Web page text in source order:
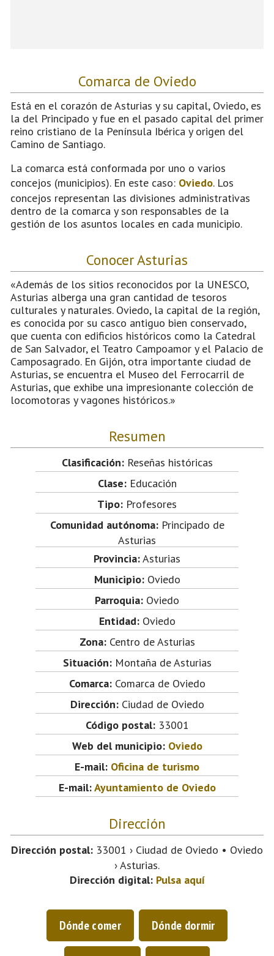
Comarca de Oviedo
Está en el corazón de Asturias y su capital, Oviedo, es
la del Principado y fue en el pasado capital del primer
reino cristiano de la Península Ibérica y origen del
Camino de Santiago.
La comarca está conformada por uno o varios
concejos (municipios). En este caso: Oviedo. Los
concejos representan las divisiones administrativas
dentro de la comarca y son responsables de la
gestión de los asuntos locales en cada municipio.
Conocer Asturias
«Además de los sitios reconocidos por la UNESCO,
Asturias alberga una gran cantidad de tesoros
culturales y naturales. Oviedo, la capital de la región,
es conocida por su casco antiguo bien conservado,
que cuenta con edificios históricos como la Catedral
de San Salvador, el Teatro Campoamor y el Palacio de
Camposagrado. En Gijón, otra importante ciudad de
Asturias, se encuentra el Museo del Ferrocarril de
Asturias, que exhibe una impresionante colección de
locomotoras y vagones históricos.»
Resumen
Clasificación:Reseñas históricas
Clase:Educación
Tipo: Profesores
Comunidad autónoma:Principado de
Asturias
Provincia:Asturias
Municipio:Oviedo
Parroquia: Oviedo
Entidad:Oviedo
Zona:Centro de Asturias
Situación:Montaña de Asturias
Comarca:Comarca de Oviedo
Dirección:Ciudad de Oviedo
Código postal:33001
Web del municipio: Oviedo
E-mail: Oficina de turismo
E-mail:Ayuntamiento de Oviedo
Dirección
Dirección postal: 33001 › Ciudad de Oviedo • Oviedo
› Asturias.
Dirección digital: Pulsa aquí
Dónde comer Dónde dormir